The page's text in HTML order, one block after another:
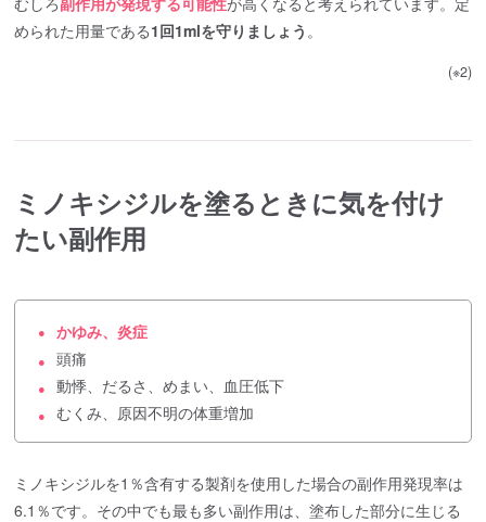
められた用量である1回1mlを守りましょう 。
(※2)
ミノキシジルを塗るときに気を付け
たい副作用
● かゆみ、炎症
● 頭痛
● 動悸、だるさ、めまい、血圧低下
● むくみ、原因不明の体重増加
ミノキシジルを1％含有する製剤を使用した場合の副作用発現率は
6.1％です。その中でも最も多い副作用は、塗布した部分に生じる